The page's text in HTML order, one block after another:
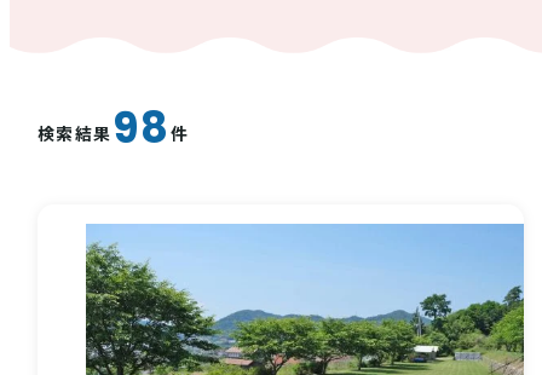
検索結果 98 件
その他注目コンテンツ